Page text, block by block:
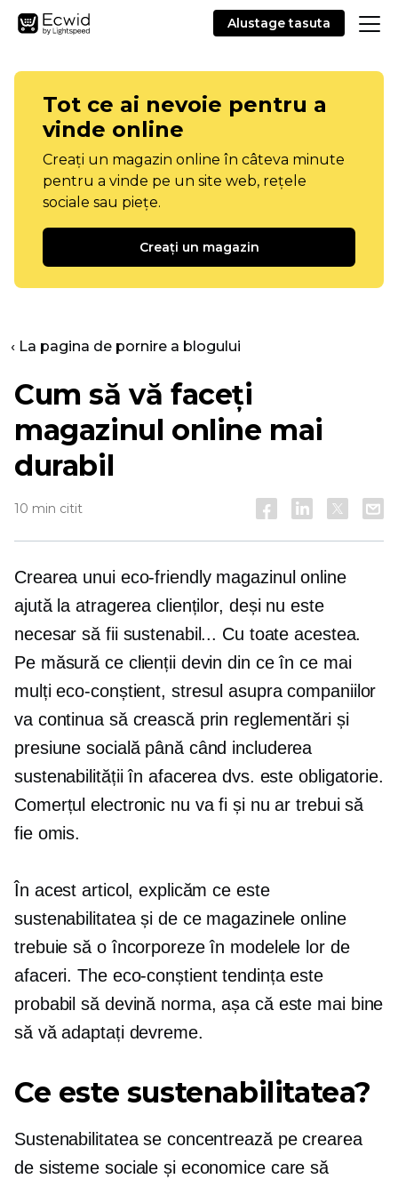
Alustage tasuta
Tot ce ai nevoie pentru a
vinde online
Creați un magazin online în câteva minute
pentru a vinde pe un site web, rețele
sociale sau piețe.
Creați un magazin
‹ La pagina de pornire a blogului
Cum să vă faceți
magazinul online mai
durabil
10 min citit
Crearea unui eco-friendlymagazinul online
ajută la atragerea clienților, deși nu este
necesar să fii sustenabil... Cu toate acestea.
Pe măsură ce clienții devin din ce în ce mai
mulțieco-conștient, stresul asupra companiilor
va continua să crească prin reglementări și
presiune socială până când includerea
sustenabilității în afacerea dvs. este obligatorie.
Comerțul electronic nu va fi și nu ar trebui să
fie omis.
În acest articol, explicăm ce este
sustenabilitatea și de ce magazinele online
trebuie să o încorporeze în modelele lor de
afaceri. The eco-conștienttendința este
probabil să devină norma, așa că este mai bine
să vă adaptați devreme.
Ce este sustenabilitatea?
Sustenabilitatea se concentrează pe crearea
de sisteme sociale și economice care să